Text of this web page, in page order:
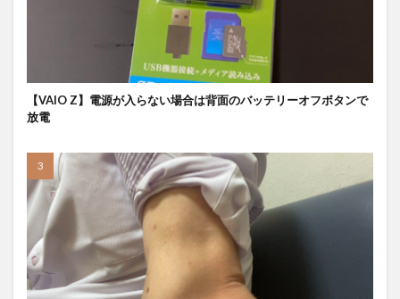
【VAIO Z】電源が入らない場合は背面のバッテリーオフボタンで
放電